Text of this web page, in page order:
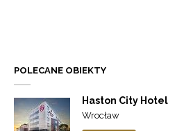
POLECANE OBIEKTY
Haston City Hotel
Wrocław